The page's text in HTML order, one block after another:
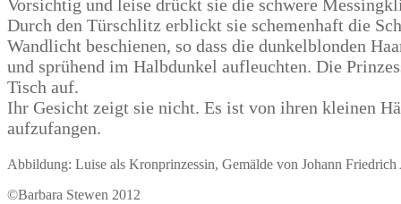
Vorsichtig und leise drückt sie die schwere
Durch den Türschlitz erblickt sie schemenhaft die
Wandlicht beschienen, so dass die dunkelblonden
und sprühend im Halbdunkel aufleuchten. Die
Tisch auf.
Ihr Gesicht zeigt sie nicht. Es ist von ihren kleinen
aufzufangen.
Abbildung: Luise als Kronprinzessin, Gemälde von Johann
©Barbara Stewen 2012